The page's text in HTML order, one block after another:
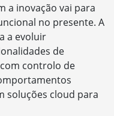
a inovação vai para
no presente. A
a evoluir
de
controlo de
soluções cloud para